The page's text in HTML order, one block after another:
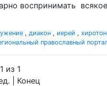
воспринимать
, диакон , иерей ,
православный
из 1
| Конец